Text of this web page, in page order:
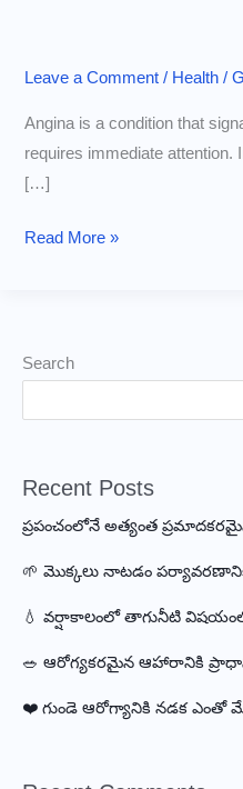
Leave a Comment / Health/
Angina is a condition that
requires immediate attention.
[…]
How
Symptoms,
Causes,
and
Signs.
Read More »
Search
Recent Posts
ప్రపంచంలోనే అత్యంత
🌱 మొక్కలు నాటడం
💧 వర్షాకాలంలో తాగునీటి విషయంలో
🥗 ఆరోగ్యకరమైన ఆహారానికి
❤️ గుండె ఆరోగ్యానికి నడక ఎంతో